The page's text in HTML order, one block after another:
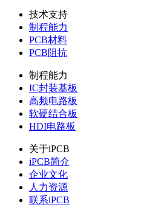
技术支持
制程能力
PCB材料
PCB阻抗
制程能力
IC封装基板
高频电路板
软硬结合板
HDI电路板
关于iPCB
iPCB简介
企业文化
人力资源
联系iPCB